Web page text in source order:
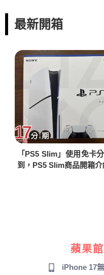
最新開箱
「PS5 Slim」使用免卡
到，PS5 Slim商品開箱介
蘋果館
iPhone 17